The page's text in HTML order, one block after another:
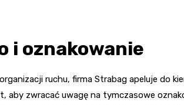
i oznakowanie
ruchu, firma Strabag apeluje do
aby zwracać uwagę na tymczasowe